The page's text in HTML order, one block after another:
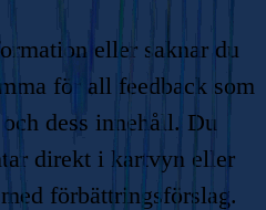
eller saknar du
för all feedback som
dess innehåll. Du
direkt i kartvyn eller
förbättringsförslag.